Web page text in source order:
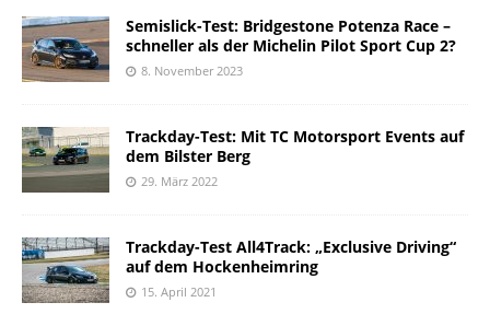
Semislick-Test: Bridgestone Potenza Race –
schneller als der Michelin Pilot Sport Cup 2?
8. November 2023
Trackday-Test: Mit TC Motorsport Events auf
dem Bilster Berg
29. März 2022
Trackday-Test All4Track: „Exclusive Driving“
auf dem Hockenheimring
15. April 2021